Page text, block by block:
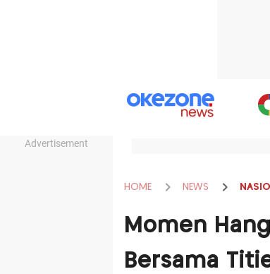
Advertisement
HOME NEWS
Momen
Bersama